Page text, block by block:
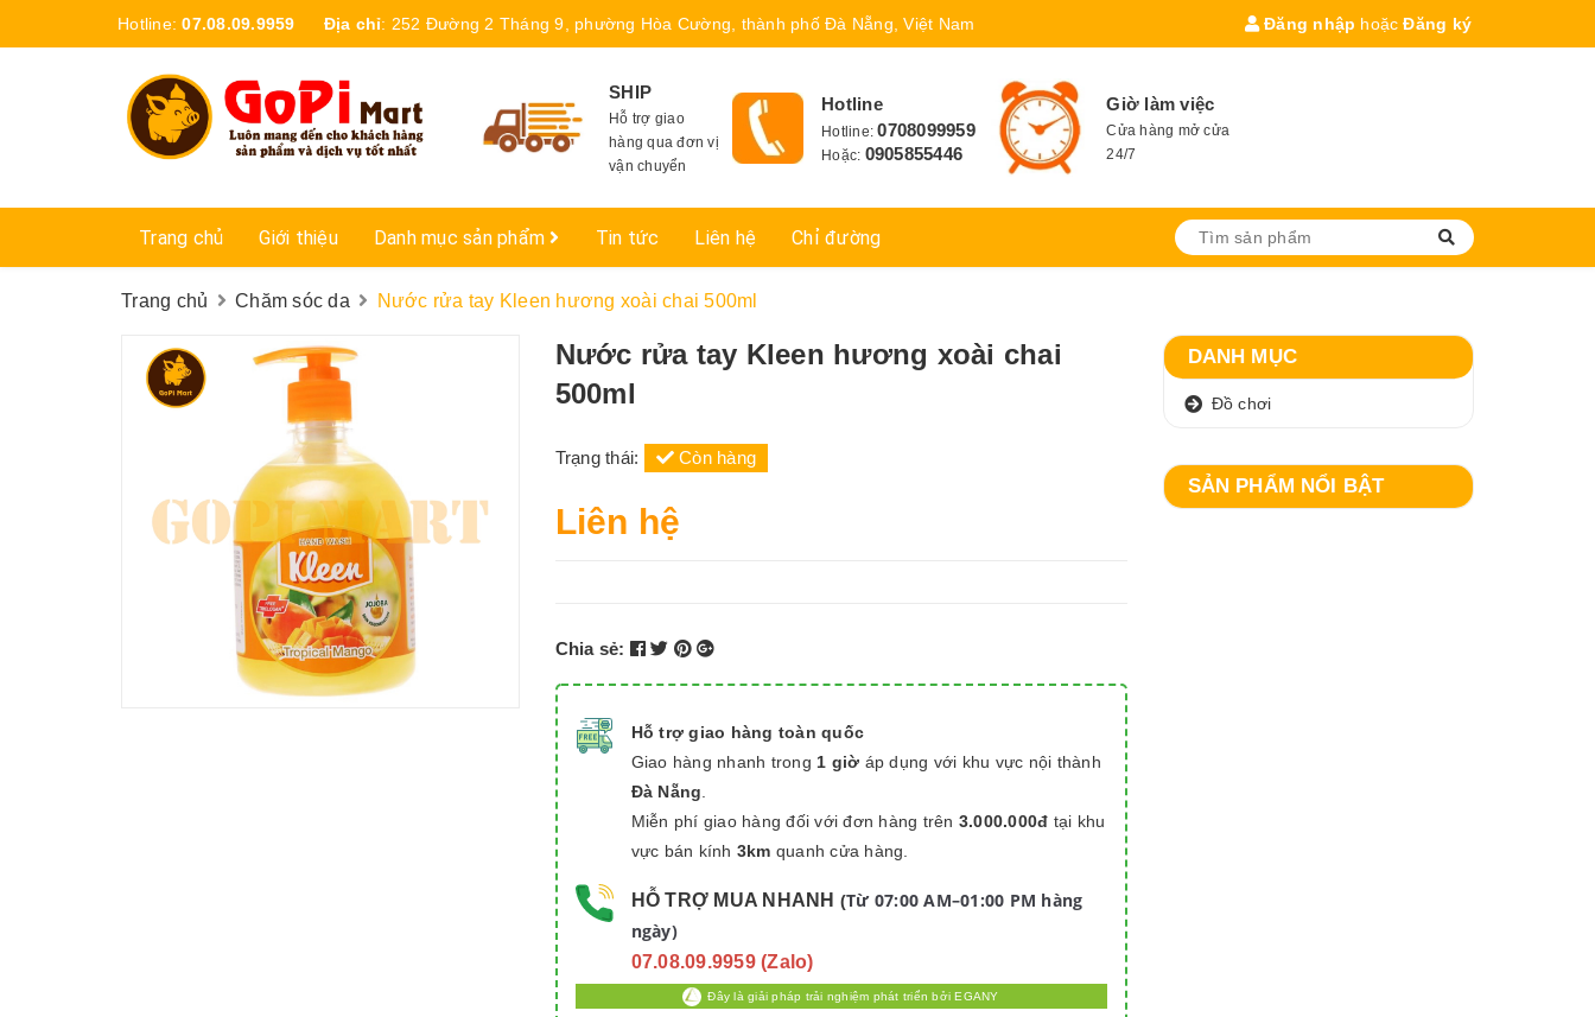
Hotline:07.08.09.9959 Địa chỉ: 252 Đường 2 Tháng 9, phường Hòa Cường, thành phố Đà Nẵng, Việt Nam Đăng nhập hoặc Đăng ký
SHIP
Hỗ trợ giao
hàng qua đơn vị
vận chuyển
Hotline
Hotline:0708099959
Hoặc: 0905855446
Giờ làm việc
Cửa hàng mở cửa
24/7
Trang chủ Giới thiệu Danh mục sản phẩm Tin tức Liên hệ Chỉ đường
Trang chủ Chăm sóc da Nước rửa tay Kleen hương xoài chai 500ml
Nước rửa tay Kleen hương xoài chai
500ml
Trạng thái: Còn hàng
Liên hệ
Chia sẻ:
Hỗ trợ giao hàng toàn quốc
Giao hàng nhanh trong 1 giờ áp dụng với khu vực nội thành
Đà Nẵng
Miễn phí giao hàng đối với đơn hàng trên 3.000.000đ tại khu
vực bán kính 3km quanh cửa hàng.
HỖ TRỢ MUA NHANH (Từ 07:00 AM–01:00 PM hàng
ngày)
07.08.09.9959 (Zalo)
Đây là giải pháp trải nghiệm phát triển bởi EGANY
DANH MỤC
Đồ chơi
SẢN PHẨM NỔI BẬT